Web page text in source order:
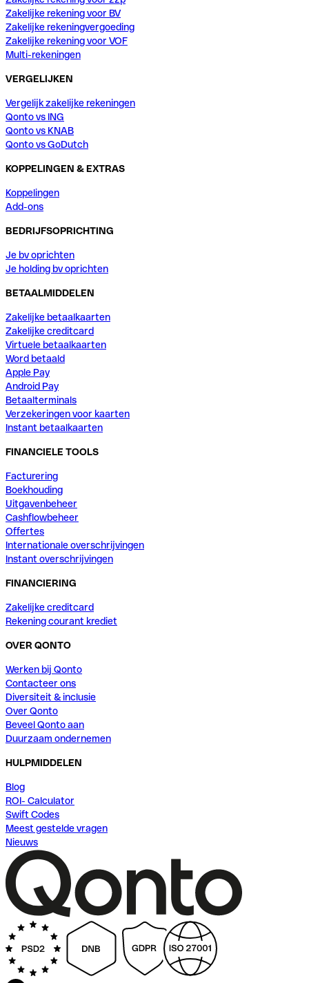
Zakelijke rekening voor BV
Zakelijke rekeningvergoeding
Zakelijke rekening voor VOF
Multi-rekeningen
VERGELIJKEN
Vergelijk zakelijke rekeningen
Qonto vs ING
Qonto vs KNAB
Qonto vs GoDutch
KOPPELINGEN & EXTRAS
Koppelingen
Add-ons
BEDRIJFSOPRICHTING
Je bv oprichten
Je holding bv oprichten
BETAALMIDDELEN
Zakelijke betaalkaarten
Zakelijke creditcard
Virtuele betaalkaarten
Word betaald
Apple Pay
Android Pay
Betaalterminals
Verzekeringen voor kaarten
Instant betaalkaarten
FINANCIELE TOOLS
Facturering
Boekhouding
Uitgavenbeheer
Cashflowbeheer
Offertes
Internationale overschrijvingen
Instant overschrijvingen
FINANCIERING
Zakelijke creditcard
Rekening courant krediet
OVER QONTO
Werken bij Qonto
Contacteer ons
Diversiteit & inclusie
Over Qonto
Beveel Qonto aan
Duurzaam ondernemen
HULPMIDDELEN
Blog
ROI- Calculator
Swift Codes
Meest gestelde vragen
Nieuws